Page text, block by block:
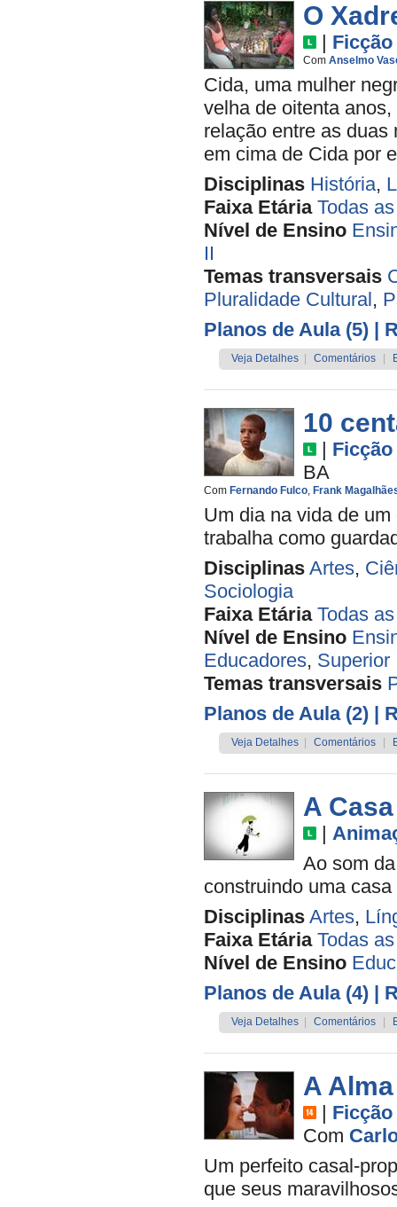
O
| Ficção
Com Anselmo
Cida, uma mulher
velha de oitenta
relação entre as duas
em cima de Cida por
Disciplinas História,
Faixa Etária Todas
Nível de Ensino
II
Temas transversais
Pluralidade Cultural,
Planos de Aula (5) |
Veja Detalhes Comentários
10
| Ficção
BA
Com Fernando Fulco, Frank
Um dia na vida de
trabalha como
Disciplinas Artes,
Sociologia
Faixa Etária Todas
Nível de Ensino
Educadores, Superior
Temas transversais
Planos de Aula (2) |
Veja Detalhes Comentários
A Casa
|
Ao som
construindo uma
Disciplinas Artes,
Faixa Etária Todas
Nível de Ensino
Planos de Aula (4) |
Veja Detalhes Comentários
A
| Ficção
Com
Um perfeito casal-
que seus